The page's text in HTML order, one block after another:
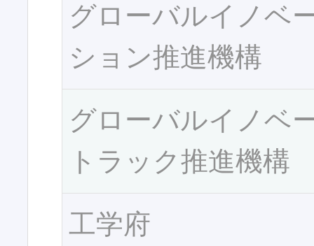
グローバルイノベ
ション推進機構
グローバルイノベ
トラック推進機構
工学府